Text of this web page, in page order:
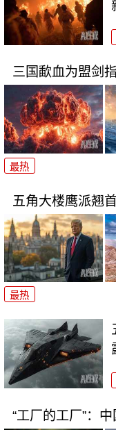
三国歃血为盟剑
最热
五角大楼鹰派翘
最热
“工厂的工厂”：